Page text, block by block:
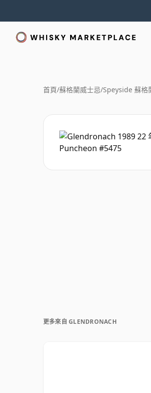
首頁/蘇格蘭威士忌/Speyside 蘇格
更多來自 GLENDRONACH